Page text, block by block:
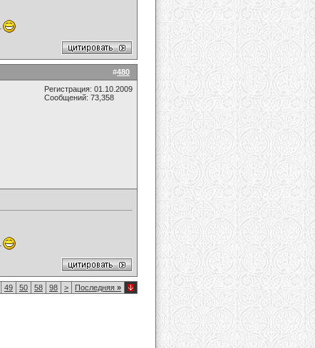
#480
Регистрация: 01.10.2009
Сообщений: 73,358
49 50 58 98 > Последняя »